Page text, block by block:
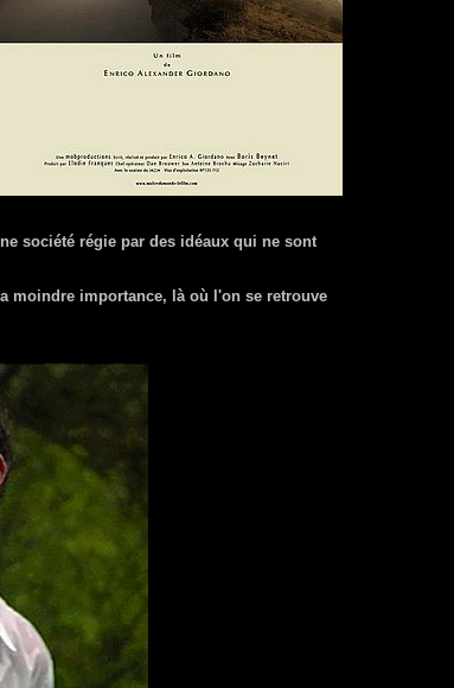
société régie par des idéaux qui ne sont
moindre importance, là où l'on se retrouve